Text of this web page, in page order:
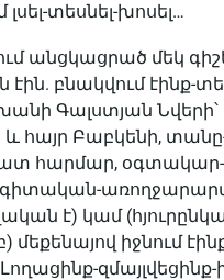
լսել-տեսնել-խոսել…
անցկացրած մեկ
էին. բնակվում էինք-
Գալստյան Նվերի՝
և հայր Բաբկենի,
հարմար, օգտակար-
է) կամ
մեքենայով իջնում
զմայլվեցինք-